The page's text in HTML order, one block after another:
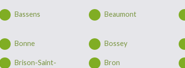
Bassens Beaumont
Bonne Bossey
Brison-Saint-
Bron